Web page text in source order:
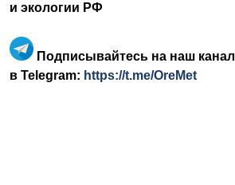
и экологии РФ
Подписывайтесь на наш канал
в Telegram: https://t.me/OreMet